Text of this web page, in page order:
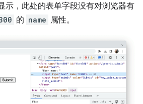
示，此处的表单字段没有对浏览器有
的 name 属性。